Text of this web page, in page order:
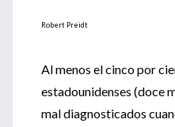
Robert Preidt
Al menos el cinco por
estadounidenses (doce
mal diagnosticados